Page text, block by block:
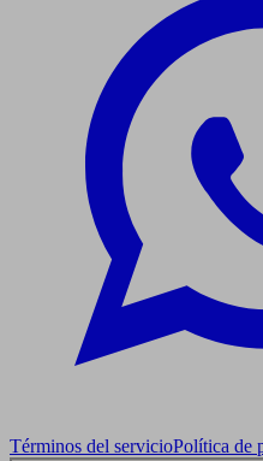
Términos del servicioPolítica de